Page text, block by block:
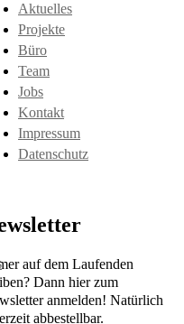
Aktuelles
Projekte
Büro
Team
Jobs
Kontakt
Impressum
Datenschutz
auf dem Laufenden
Dann hier zum
anmelden! Natürlich
abbestellbar.